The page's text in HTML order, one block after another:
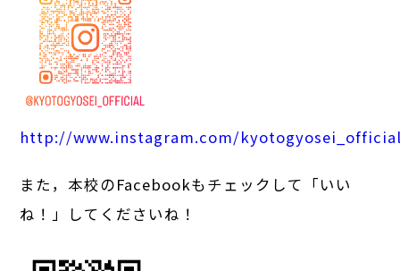
http://www.instagram.com/
また，本校のFacebookもチェックして「いい
ね！」してくださいね！